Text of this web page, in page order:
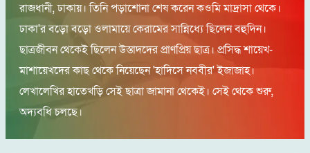
রাজধানী, ঢাকায়। তিনি পড়াশোনা শেষ করেন কওমি মাদ্রাসা থেকে।
ঢাকা'র বড়ো বড়ো ওলামায়ে কেরামের সান্নিধ্যে ছিলেন বহুদিন।
ছাত্রজীবন থেকেই ছিলেন উস্তাদদের প্রাণপ্রিয় ছাত্র। প্রসিদ্ধ শায়েখ-
মাশায়েখদের কাছ থেকে নিয়েছেন 'হাদিসে নববীর' ইজাজাহ।
লেখালেখির হাতেখড়ি সেই ছাত্রা জামানা থেকেই। সেই থেকে শুরু,
অদ্যবধি চলছে।